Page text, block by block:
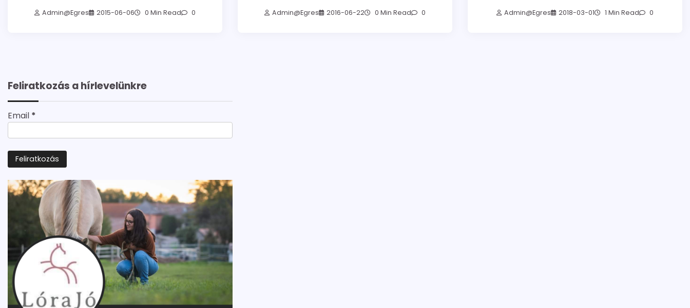
Admin@egres 2015-06-06 0 Min Read 0 Admin@egres 2016-06-22 0 Min Read 0 Admin@egres 2018-03-01 1 Min Read 0
Feliratkozás a hírlevelünkre
Email *